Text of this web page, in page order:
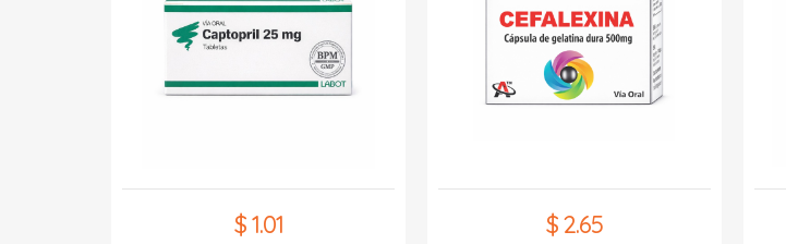
$ 1.01 $ 2.65